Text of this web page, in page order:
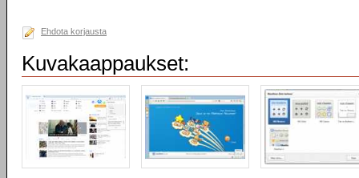
Ehdota korjausta
Kuvakaappaukset: